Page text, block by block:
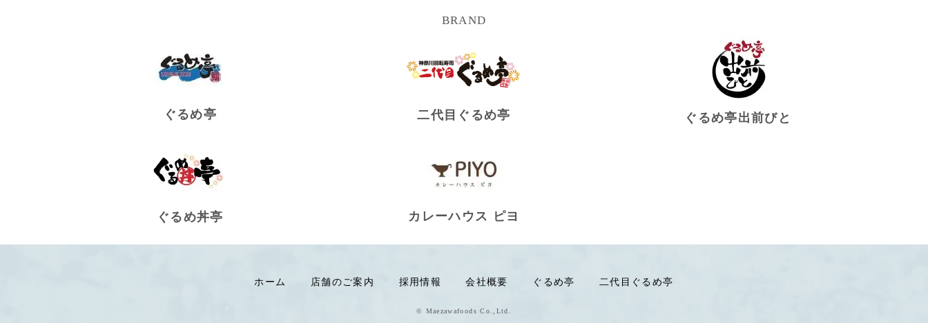
BRAND
ぐるめ亭 二代目ぐるめ亭 ぐるめ亭出前びと
ぐるめ丼亭 カレーハウス ピヨ
ホーム 店舗のご案内 採用情報 会社概要 ぐるめ亭 二代目ぐるめ亭
© Maezawafoods Co.,Ltd.